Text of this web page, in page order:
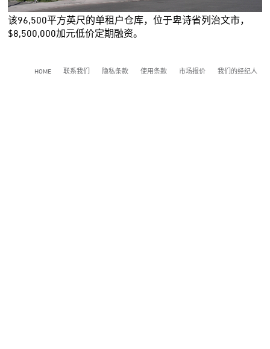
该96,500平方英尺的单租户仓库，位于卑诗省列治文市，
$8,500,000加元低价定期融资。
HOME 联系我们 隐私条款 使用条款 市场报价 我们的经纪人